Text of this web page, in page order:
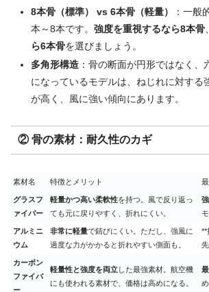
8本骨（標準） vs 6本骨（軽量）
：一般
本～8本です。 強度を重視するなら8本骨、
ら6本骨を選びましょう。
多角形構造：骨の断面が円形ではなく、
になっているモデルは、ねじれに対する
が高く、風に強い傾向にあります。
② 骨の素材：耐久性のカギ
素材名 特徴とメリット
グラスフ
ァイバー
軽量かつ高い柔軟性を持つ。風で反り返っ
ても元に戻りやすく、折れにくい。
アルミニ
ウム
非常に軽量で錆びにくい。ただし、強風に
過度な力がかかると折れやすい側面も。
**
カーボン
ファイバ
ー
軽量性と強度を両立した最強素材。航空機
にも使われる素材で、価格は高めになる。